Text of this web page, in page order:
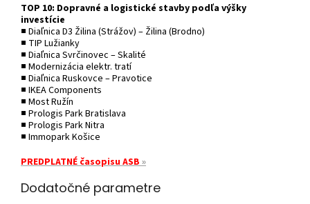
TOP 10: Dopravné a logistické stavby podľa výšky
investície
■ Diaľnica D3 Žilina (Strážov) – Žilina (Brodno)
■ TIP Lužianky
■ Diaľnica Svrčinovec – Skalité
■ Modernizácia elektr. tratí
■ Diaľnica Ruskovce – Pravotice
■ IKEA Components
■ Most Ružín
■ Prologis Park Bratislava
■ Prologis Park Nitra
■ Immopark Košice
PREDPLATNÉ časopisu ASB »
Dodatočné parametre